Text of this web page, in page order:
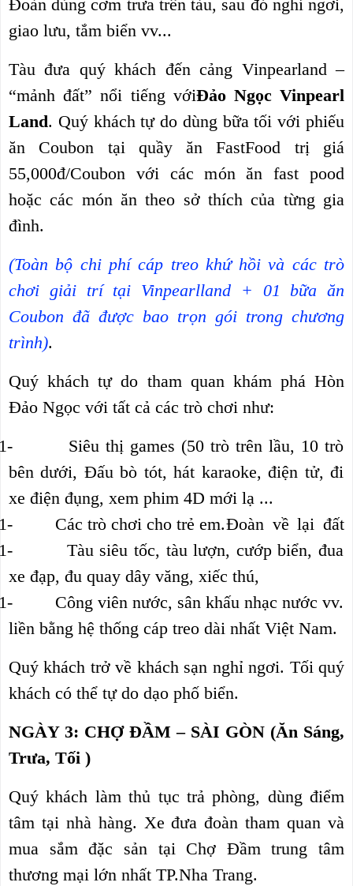
Đoàn dùng cơm trưa trên tàu, sau đó nghỉ ngơi,
giao lưu, tắm biển vv...
Tàu đưa quý khách đến cảng Vinpearland–
“mảnh đất” nổi tiếng vớiĐảo Ngọc Vinpearl
Land. Quý khách tự do dùng bữa tối với phiếu
ăn Coubon tại quầy ăn FastFood trị giá
55,000đ/Coubon với các món ăn fast pood
hoặc các món ăn theo sở thích của từng gia
đình.
(Toàn bộ chi phí cáp treo khứ hồi và các trò
chơi giải trí tại Vinpearlland + 01 bữa ăn
Coubon đã được bao trọn gói trong chương
trình).
Quý khách tự do tham quan khám phá Hòn
Đảo Ngọc với tất cả các trò chơi như:
-
Siêu thị games (50 trò trên lầu, 10 trò
bên dưới, Đấu bò tót, hát karaoke, điện tử, đi
xe điện đụng, xem phim 4D mới lạ ...
-
Các trò chơi cho trẻ em.
-
Tàu siêu tốc, tàu lượn, cướp biển, đua
xe đạp, đu quay dây văng, xiếc thú,
- Công viên nước, sân khấu nhạc nước vv.
Đoàn về lại đất
liền bằng hệ thống cáp treo dài nhất Việt Nam.
Quý khách trở về khách sạn nghỉ ngơi. Tối quý
khách có thể tự do dạo phố biển.
NGÀY 3: CHỢ ĐẦM – SÀI GÒN (Ăn Sáng,
Trưa, Tối )
Quý khách làm thủ tục trả phòng, dùng điểm
tâm tại nhà hàng. Xe đưa đoàn tham quan và
mua sắm đặc sản tại Chợ Đầm trung tâm
thương mại lớn nhất TP.Nha Trang.